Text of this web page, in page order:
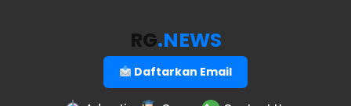
RG.NEWS
Daftarkan Email